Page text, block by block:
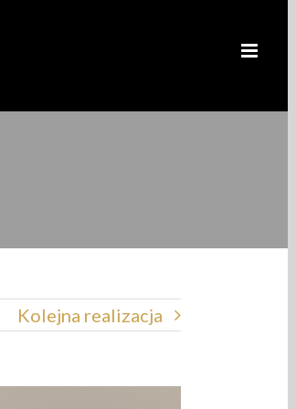
Kolejna realizacja